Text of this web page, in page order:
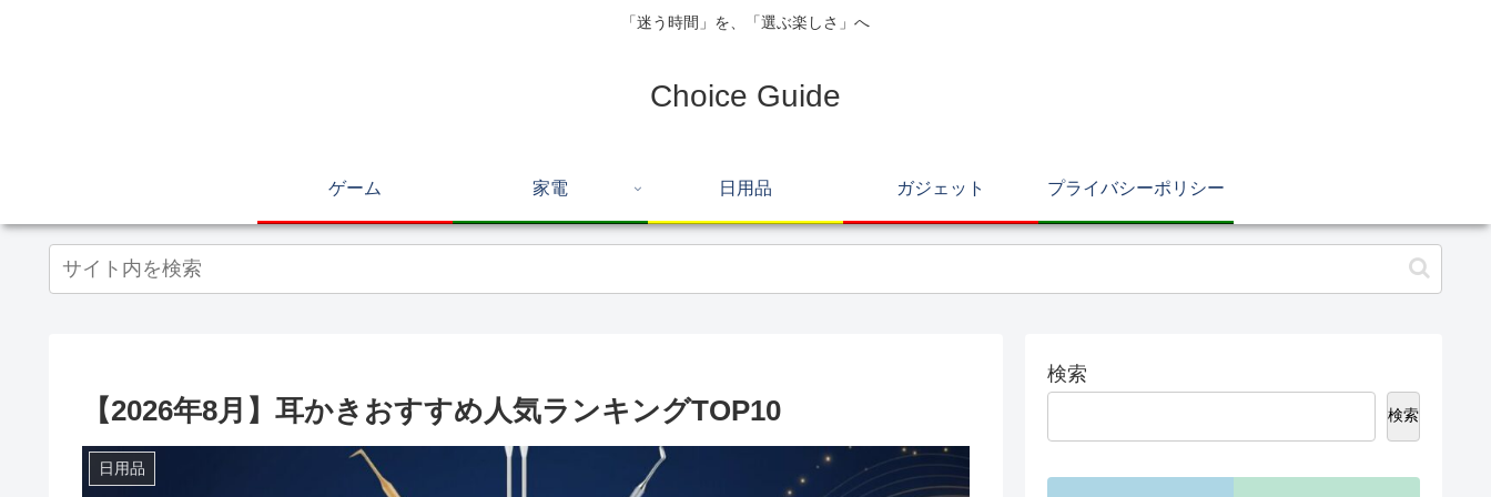
「迷う時間」を、「選ぶ楽しさ」へ
Choice Guide
ゲーム 家電 日用品 ガジェット プライバシーポリシー
【2026年8月】耳かきおすすめ人気ランキングTOP10
日用品
検索
検索